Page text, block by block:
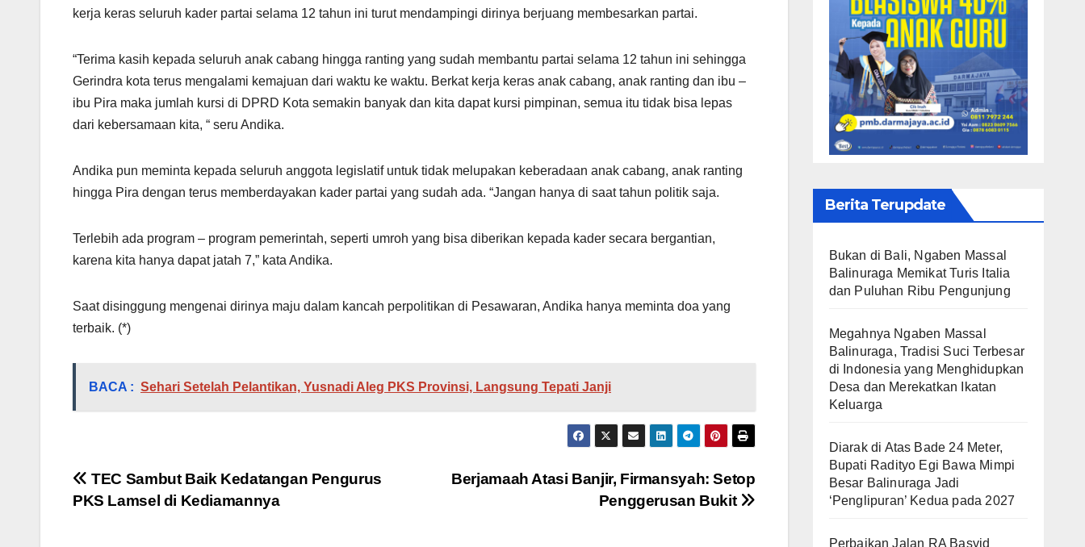
kerja keras seluruh kader partai selama 12 tahun ini turut mendampingi dirinya berjuang membesarkan partai.
“Terima kasih kepada seluruh anak cabang hingga ranting yang sudah membantu partai selama 12 tahun ini sehingga
Gerindra kota terus mengalami kemajuan dari waktu ke waktu. Berkat kerja keras anak cabang, anak ranting dan ibu –
ibu Pira maka jumlah kursi di DPRD Kota semakin banyak dan kita dapat kursi pimpinan, semua itu tidak bisa lepas
dari kebersamaan kita, “ seru Andika.
Andika pun meminta kepada seluruh anggota legislatif untuk tidak melupakan keberadaan anak cabang, anak ranting
hingga Pira dengan terus memberdayakan kader partai yang sudah ada. “Jangan hanya di saat tahun politik saja.
Terlebih ada program – program pemerintah, seperti umroh yang bisa diberikan kepada kader secara bergantian,
karena kita hanya dapat jatah 7,” kata Andika.
Saat disinggung mengenai dirinya maju dalam kancah perpolitikan di Pesawaran, Andika hanya meminta doa yang
terbaik. (*)
BACA : Sehari Setelah Pelantikan, Yusnadi Aleg PKS Provinsi, Langsung Tepati Janji
Navigasi
Berjamaah Atasi Banjir, Firmansyah: Setop
Penggerusan Bukit
TEC Sambut Baik Kedatangan Pengurus
PKS Lamsel di Kediamannya
Berita Terupdate
Bukan di Bali, Ngaben Massal
Balinuraga Memikat Turis Italia
dan Puluhan Ribu Pengunjung
Megahnya Ngaben Massal
Balinuraga, Tradisi Suci Terbesar
di Indonesia yang Menghidupkan
Desa dan Merekatkan Ikatan
Keluarga
Diarak di Atas Bade 24 Meter,
Bupati Radityo Egi Bawa Mimpi
Besar Balinuraga Jadi
‘Penglipuran’ Kedua pada 2027
Perbaikan Jalan RA Basyid